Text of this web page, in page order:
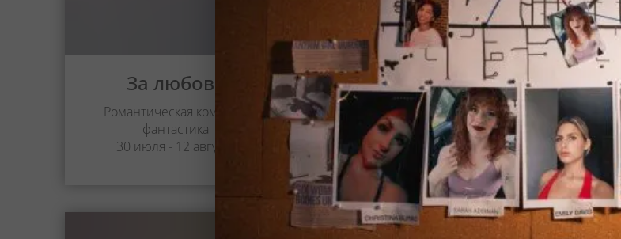
За любовь
Романтическая комедия,
фантастика
30 июля - 12 августа